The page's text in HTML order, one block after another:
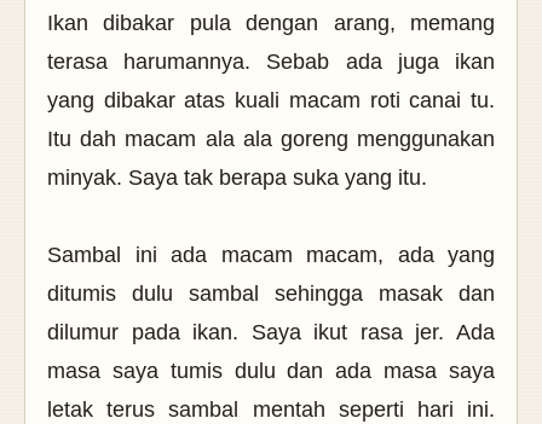
Ikan dibakar pula dengan arang, memang
terasa harumannya. Sebab ada juga ikan
yang dibakar atas kuali macam roti canai tu.
Itu dah macam ala ala goreng menggunakan
minyak. Saya tak berapa suka yang itu.
Sambal ini ada macam macam, ada yang
ditumis dulu sambal sehingga masak dan
dilumur pada ikan. Saya ikut rasa jer. Ada
masa saya tumis dulu dan ada masa saya
letak terus sambal mentah seperti hari ini.